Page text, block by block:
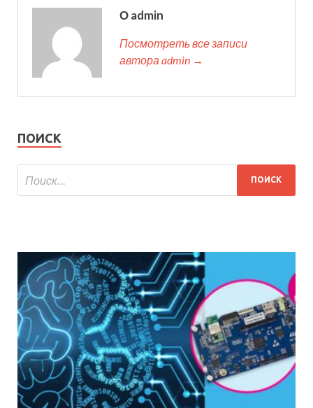
О admin
Посмотреть все записи
автора admin →
ПОИСК